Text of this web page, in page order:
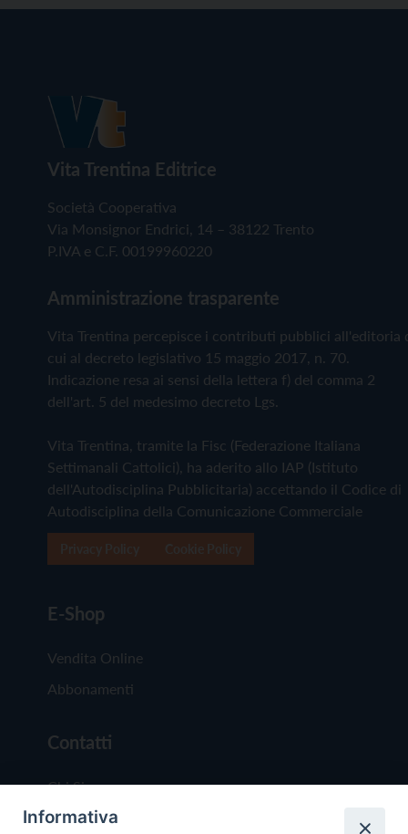
Vita Trentina Editrice
Società Cooperativa
Via Monsignor Endrici, 14 – 38122 Trento
P.IVA e C.F. 00199960220
Amministrazione trasparente
Vita Trentina percepisce i contributi pubblici all'editoria
cui al decreto legislativo 15 maggio 2017, n. 70.
Indicazione resa ai sensi della lettera f) del comma 2
dell'art. 5 del medesimo decreto Lgs.
Vita Trentina, tramite la Fisc (Federazione Italiana
Settimanali Cattolici), ha aderito allo IAP (Istituto
dell'Autodisciplina Pubblicitaria) accettando il Codice di
Autodisciplina della Comunicazione Commerciale
E-Shop
Vendita Online
Abbonamenti
Contatti
Chi Siamo
Redazione
Informativa